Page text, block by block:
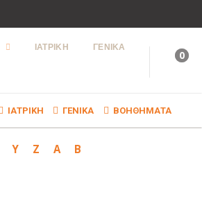
ΙΑΤΡΙΚΗ ΓΕΝΙΚΑ
0
ΙΑΤΡΙΚΗ ΓΕΝΙΚΑ ΒΟΗΘΗΜΑΤΑ
Y Z Α
Β